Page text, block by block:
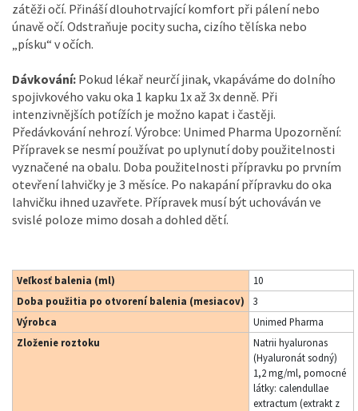
zátěži očí. Přináší dlouhotrvající komfort při pálení nebo
únavě očí. Odstraňuje pocity sucha, cizího tělíska nebo
„písku“ v očích.
Dávkování: Pokud lékař neurčí jinak, vkapáváme do dolního
spojivkového vaku oka 1 kapku 1x až 3x denně. Při
intenzivnějších potížích je možno kapat i častěji.
Předávkování nehrozí. Výrobce: Unimed Pharma Upozornění:
Přípravek se nesmí používat po uplynutí doby použitelnosti
vyznačené na obalu. Doba použitelnosti přípravku po prvním
otevření lahvičky je 3 měsíce. Po nakapání přípravku do oka
lahvičku ihned uzavřete. Přípravek musí být uchováván ve
svislé poloze mimo dosah a dohled dětí.
Veľkosť balenia (ml)
10
Doba použitia po otvorení balenia (mesiacov)
3
Výrobca
Unimed Pharma
Zloženie roztoku
Natrii hyaluronas
(Hyaluronát sodný)
1,2 mg/ml, pomocné
látky: calendullae
extractum (extrakt z